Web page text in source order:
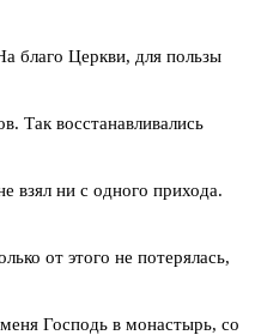
благо Церкви, для пользы
Так восстанавливались
взял ни с одного прихода.
от этого не потерялась,
Господь в монастырь, со